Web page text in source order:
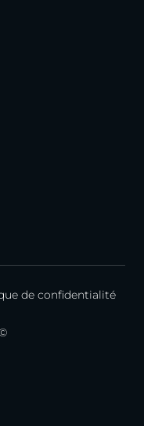
de confidentialité